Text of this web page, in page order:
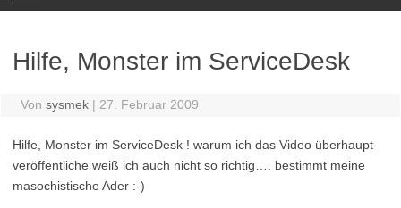
Hilfe, Monster im ServiceDesk
Von sysmek | 27. Februar 2009
Hilfe, Monster im ServiceDesk ! warum ich das Video überhaupt
veröffentliche weiß ich auch nicht so richtig…. bestimmt meine
masochistische Ader :-)